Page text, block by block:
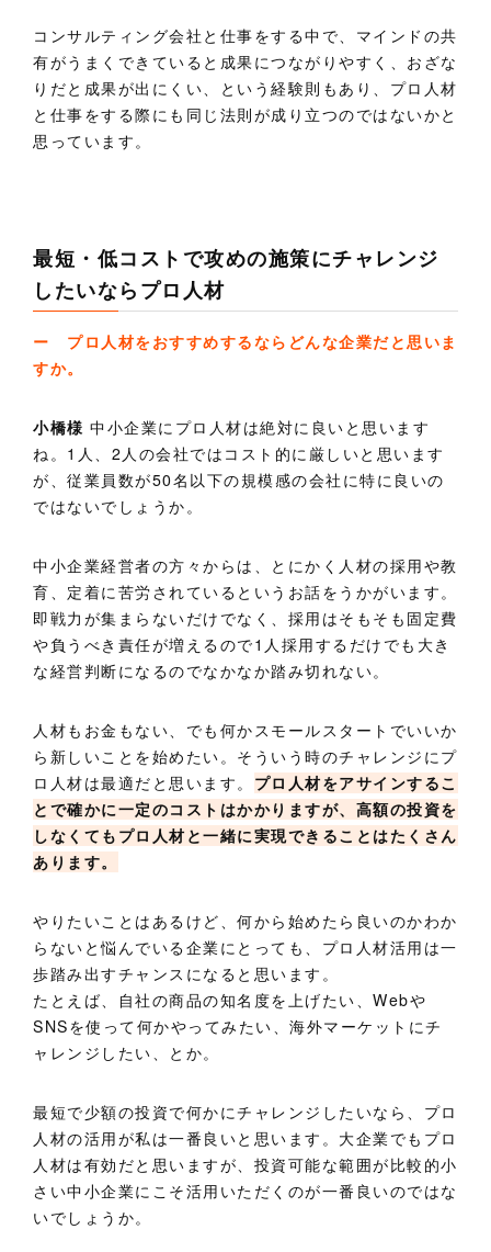
コンサルティング会社と仕事をする中で、マインドの共
有がうまくできていると成果につながりやすく、おざな
りだと成果が出にくい、という経験則もあり、プロ人材
と仕事をする際にも同じ法則が成り立つのではないかと
思っています。
最短・低コストで攻めの施策にチャレンジ
したいならプロ人材
ー プロ人材をおすすめするならどんな企業だと思いま
すか。
小橋様 中小企業にプロ人材は絶対に良いと思います
ね。1人、2人の会社ではコスト的に厳しいと思います
が、従業員数が50名以下の規模感の会社に特に良いの
ではないでしょうか。
中小企業経営者の方々からは、とにかく人材の採用や教
育、定着に苦労されているというお話をうかがいます。
即戦力が集まらないだけでなく、採用はそもそも固定費
や負うべき責任が増えるので1人採用するだけでも大き
な経営判断になるのでなかなか踏み切れない。
人材もお金もない、でも何かスモールスタートでいいか
ら新しいことを始めたい。そういう時のチャレンジにプ
ロ人材は最適だと思います。 プロ人材をアサインするこ
とで確かに一定のコストはかかりますが、高額の投資を
しなくてもプロ人材と一緒に実現できることはたくさん
あります。
やりたいことはあるけど、何から始めたら良いのかわか
らないと悩んでいる企業にとっても、プロ人材活用は一
歩踏み出すチャンスになると思います。
たとえば、自社の商品の知名度を上げたい、Webや
SNSを使って何かやってみたい、海外マーケットにチ
ャレンジしたい、とか。
最短で少額の投資で何かにチャレンジしたいなら、プロ
人材の活用が私は一番良いと思います。大企業でもプロ
人材は有効だと思いますが、投資可能な範囲が比較的小
さい中小企業にこそ活用いただくのが一番良いのではな
いでしょうか。